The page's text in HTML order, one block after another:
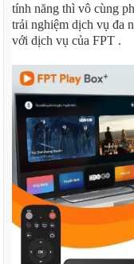
tính năng thì vô cùng
trải nghiệm dịch vụ đa
với dịch vụ của FPT .